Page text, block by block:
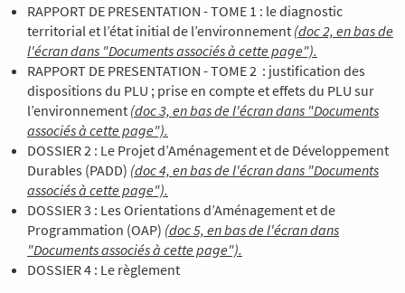
RAPPORT DE PRESENTATION - TOME 1 : le diagnostic
territorial et l’état initial de l’environnement (doc 2, en bas de
l'écran dans "Documents associés à cette page").
RAPPORT DE PRESENTATION - TOME 2 : justification des
dispositions du PLU ; prise en compte et effets du PLU sur
l’environnement (doc 3, en bas de l'écran dans "Documents
associés à cette page").
DOSSIER 2 : Le Projet d’Aménagement et de Développement
Durables (PADD) (doc 4, en bas de l'écran dans "Documents
associés à cette page").
DOSSIER 3 : Les Orientations d’Aménagement et de
Programmation (OAP) (doc 5, en bas de l'écran dans
"Documents associés à cette page").
DOSSIER 4 : Le règlement